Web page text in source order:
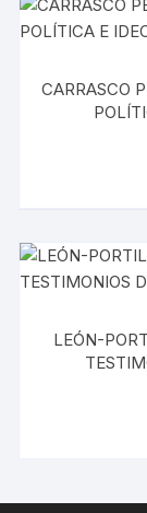
CARRASCO
LEÓN-